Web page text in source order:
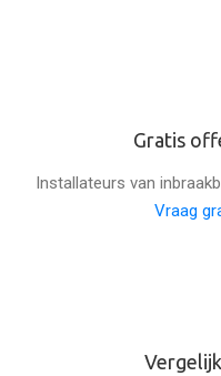
Gratis
Installateurs van
Vraag